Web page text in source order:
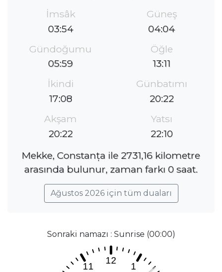
İmsâk
03:54
Güneş
04:04
Gündoğumu
05:59
Öğle
13:11
İkindi
17:08
Günbatımı
20:22
Akşam
20:22
Yatsı
22:10
Mekke, Constanța ile 2731,16 kilometre
arasında bulunur, zaman farkı 0 saat.
Ağustos 2026 için tüm duaları
Sonraki namazı : Sunrise (00:00)